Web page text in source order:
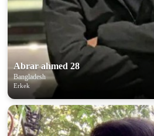
Abrar ahmed 28
Bangladesh
Erkek